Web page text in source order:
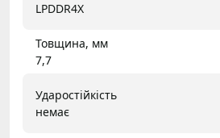
LPDDR4X
Товщина, мм
7,7
Ударостійкість
немає